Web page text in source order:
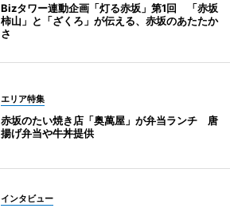
Bizタワー連動企画「灯る赤坂」第1回 「赤坂
柿山」と「ざくろ」が伝える、赤坂のあたたか
さ
エリア特集
赤坂のたい焼き店「奥萬屋」が弁当ランチ 唐
揚げ弁当や牛丼提供
インタビュー